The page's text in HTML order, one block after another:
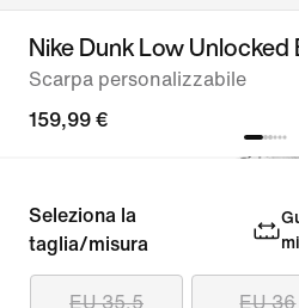
Nike Dunk Low Unlocked
Scarpa personalizzabile
159,99 €
Seleziona la
taglia/misura
EU 35.5 EU 36